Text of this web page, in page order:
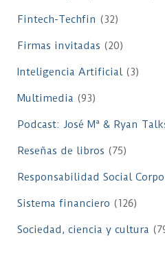
Fintech-Techfin (32)
Firmas invitadas (20)
Inteligencia Artificial(3)
Multimedia (93)
Podcast: José Mª & Ryan
Reseñas de libros (75)
Responsabilidad Social
Sistema financiero (126)
Sociedad, ciencia y cultura